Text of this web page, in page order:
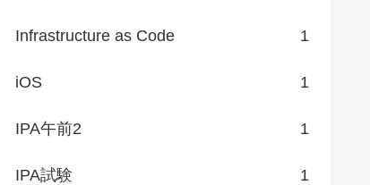
Infrastructure as Code 1
iOS 1
IPA午前2 1
IPA試験 1